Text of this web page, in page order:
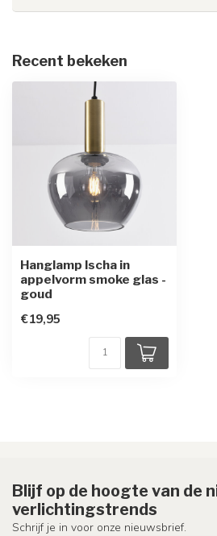
Recent bekeken
Hanglamp Ischa in
appelvorm smoke glas -
goud
€19,95
Blijf op de hoogte van de
verlichtingstrends
Schrijf je in voor onze nieuwsbrief.